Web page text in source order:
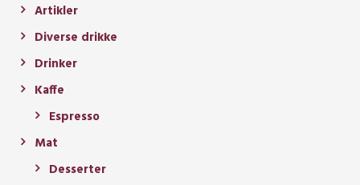
Artikler
Diverse drikke
Drinker
Kaffe
Espresso
Mat
Desserter